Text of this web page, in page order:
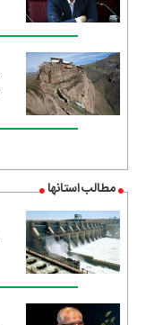
مطالب استانها